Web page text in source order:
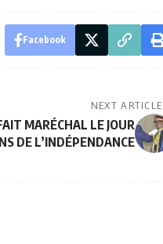
Facebook
NEXT ARTICLE
MARÉCHAL LE JOUR
DE L’INDÉPENDANCE